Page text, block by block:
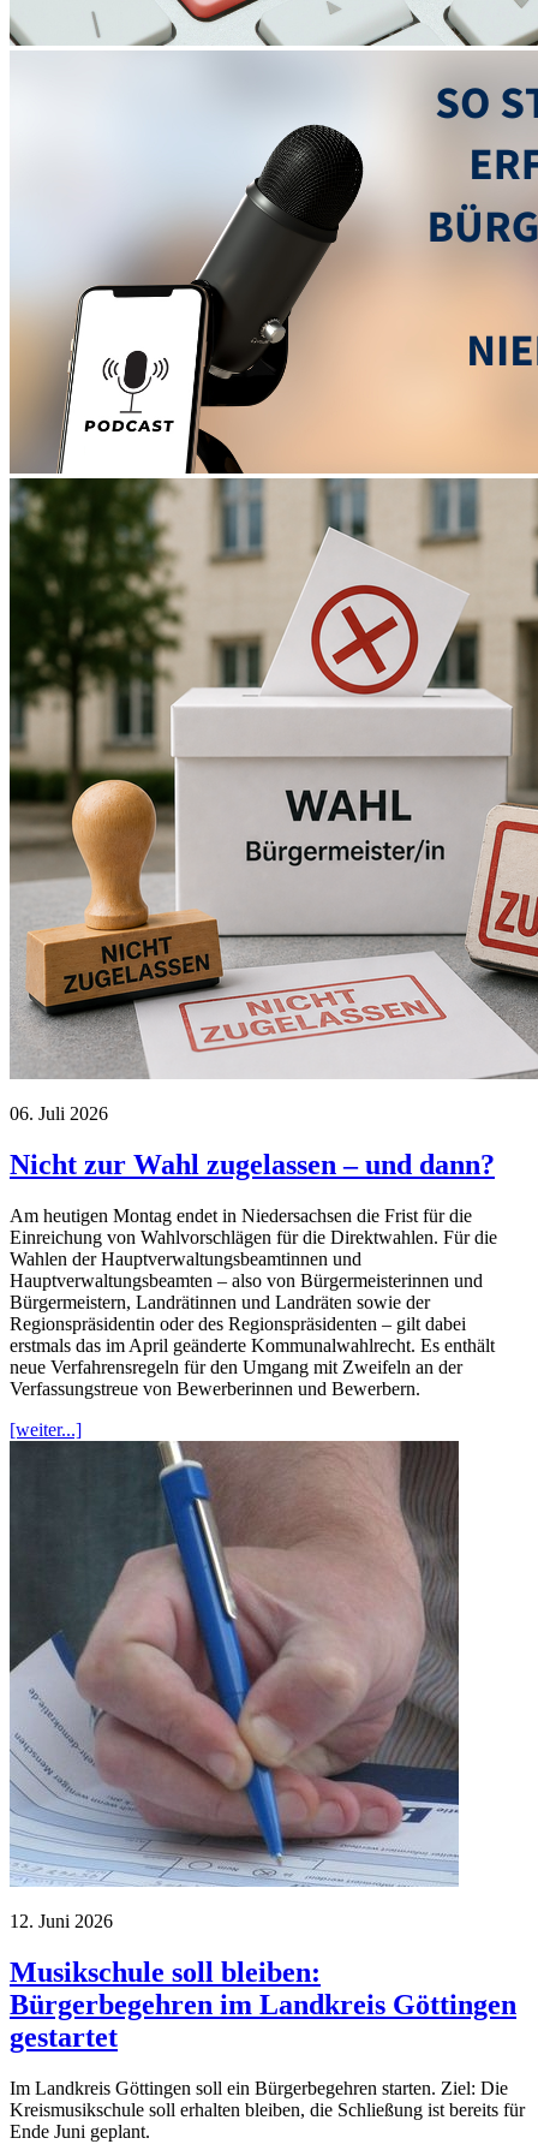
06. Juli 2026
Nicht zur Wahl zugelassen – und dann?
Am heutigen Montag endet in Niedersachsen die Frist für die
Einreichung von Wahlvorschlägen für die Direktwahlen. Für die
Wahlen der Hauptverwaltungsbeamtinnen und
Hauptverwaltungsbeamten – also von Bürgermeisterinnen und
Bürgermeistern, Landrätinnen und Landräten sowie der
Regionspräsidentin oder des Regionspräsidenten – gilt dabei
erstmals das im April geänderte Kommunalwahlrecht. Es enthält
neue Verfahrensregeln für den Umgang mit Zweifeln an der
Verfassungstreue von Bewerberinnen und Bewerbern.
[weiter...]
12. Juni 2026
Musikschule soll bleiben:
Bürgerbegehren im Landkreis Göttingen
gestartet
Im Landkreis Göttingen soll ein Bürgerbegehren starten. Ziel: Die
Kreismusikschule soll erhalten bleiben, die Schließung ist bereits für
Ende Juni geplant.